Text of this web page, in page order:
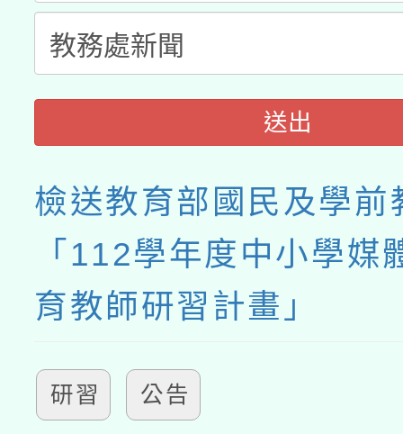
送出
檢送教育部國民及學前
「112學年度中小學媒
育教師研習計畫」
研習 公告